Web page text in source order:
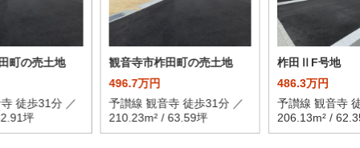
町の売土地
徒歩31分 ／
坪
観音寺市柞田町の売土地
496.7万円
予讃線 観音寺 徒歩31分 ／
210.23m² / 63.59坪
柞田ⅡF号地
486.3万円
予讃線 観音寺
206.13m² /